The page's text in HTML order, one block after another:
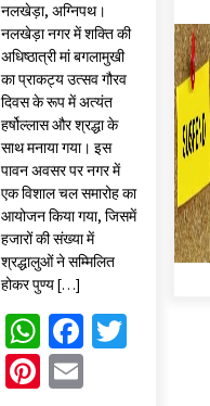
नलखेड़ा, अग्निपथ।
नलखेड़ा नगर में शक्ति की
अधिष्ठात्री मां बगलामुखी
का प्राकट्य उत्सव गौरव
दिवस के रूप में अत्यंत
हर्षोल्लास और श्रद्धा के
साथ मनाया गया। इस
पावन अवसर पर नगर में
एक विशाल चल समारोह का
आयोजन किया गया, जिसमें
हजारों की संख्या में
श्रद्धालुओं ने सम्मिलित
होकर पुण्य […]
WhatsApp
Facebook
Twitter
Pinterest
Email